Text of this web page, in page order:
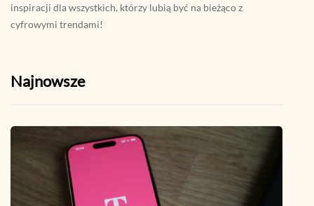
inspiracji dla wszystkich, którzy lubią być na bieżąco z
cyfrowymi trendami!
Najnowsze